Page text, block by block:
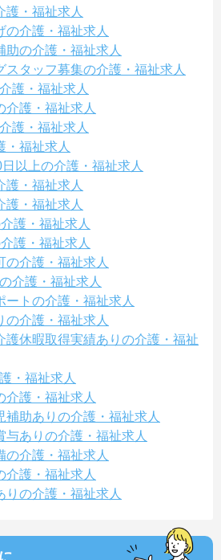
護・福祉求人
の介護・福祉求人
の介護・福祉求人
タッフ募集の介護・福祉求人
護・福祉求人
介護・福祉求人
護・福祉求人
・福祉求人
以上の介護・福祉求人
護・福祉求人
護・福祉求人
護・福祉求人
護・福祉求人
の介護・福祉求人
介護・福祉求人
トの介護・福祉求人
の介護・福祉求人
護休暇取得実績ありの介護・福祉
・福祉求人
介護・福祉求人
助ありの介護・福祉求人
ありの介護・福祉求人
の介護・福祉求人
介護・福祉求人
の介護・福祉求人